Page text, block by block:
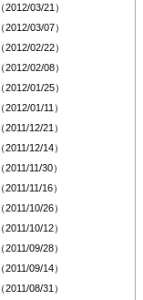
（2012/03/21）
（2012/03/07）
（2012/02/22）
（2012/02/08）
（2012/01/25）
（2012/01/11）
（2011/12/21）
（2011/12/14）
（2011/11/30）
（2011/11/16）
（2011/10/26）
（2011/10/12）
（2011/09/28）
（2011/09/14）
（2011/08/31）